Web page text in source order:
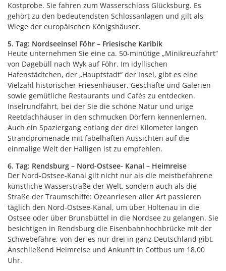
Kostprobe. Sie fahren zum Wasserschloss Glücksburg. Es
gehört zu den bedeutendsten Schlossanlagen und gilt als
Wiege der europäischen Königshäuser.
5. Tag: Nordseeinsel Föhr – Friesische Karibik
Heute unternehmen Sie eine ca. 50-minütige „Minikreuzfahrt“
von Dagebüll nach Wyk auf Föhr. Im idyllischen
Hafenstädtchen, der „Hauptstadt“ der Insel, gibt es eine
Vielzahl historischer Friesenhäuser, Geschäfte und Galerien
sowie gemütliche Restaurants und Cafés zu entdecken.
Inselrundfahrt, bei der Sie die schöne Natur und urige
Reetdachhäuser in den schmucken Dörfern kennenlernen.
Auch ein Spaziergang entlang der drei Kilometer langen
Strandpromenade mit fabelhaften Aussichten auf die
einmalige Welt der Halligen ist zu empfehlen.
6. Tag: Rendsburg – Nord-Ostsee- Kanal – Heimreise
Der Nord-Ostsee-Kanal gilt nicht nur als die meistbefahrene
künstliche Wasserstraße der Welt, sondern auch als die
Straße der Traumschiffe: Ozeanriesen aller Art passieren
täglich den Nord-Ostsee-Kanal, um über Holtenau in die
Ostsee oder über Brunsbüttel in die Nordsee zu gelangen. Sie
besichtigen in Rendsburg die Eisenbahnhochbrücke mit der
Schwebefähre, von der es nur drei in ganz Deutschland gibt.
Anschließend Heimreise und Ankunft in Cottbus um 18.00
Uhr.